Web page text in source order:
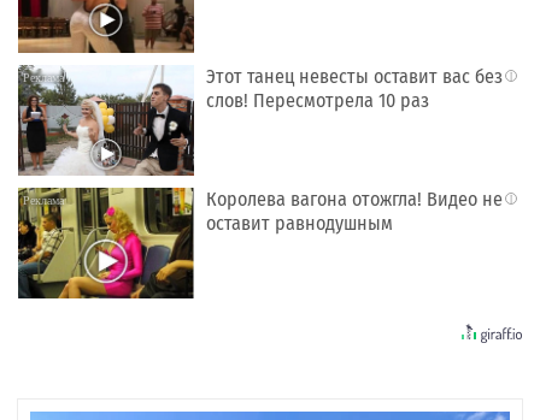
i
Этот танец невесты оставит вас без
слов! Пересмотрела 10 раз
i
Королева вагона отожгла! Видео не
оставит равнодушным